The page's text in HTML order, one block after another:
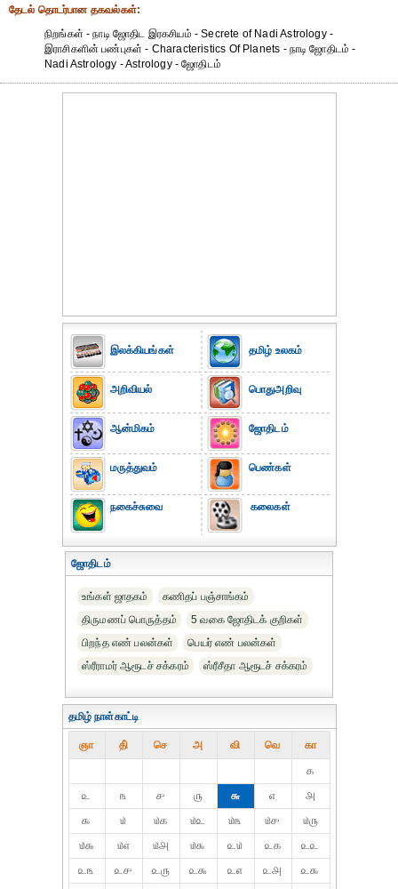
தேட‌ல் தொட‌ர்பான தகவ‌ல்க‌ள்:
நிறங்கள் - நாடி ஜோதிட இரகசியம் - Secrete of Nadi Astrology -
இராசிகளின் பண்புகள் - Characteristics Of Planets - நாடி ஜோதிடம் -
Nadi Astrology - Astrology - ஜோதிடம்
இலக்கியங்கள்
அறிவியல்
ஆன்மிகம்
மருத்துவம்
நகைச்சுவை
தமிழ் உலகம்
பொதுஅறிவு
ஜோதிடம்
பெண்கள்
கலைகள்
ஜோதிடம்
உங்கள் ஜாதகம்
கணிதப் பஞ்சாங்கம்
திருமணப் பொருத்தம்
5 வகை ஜோதிடக் குறிகள்
பிறந்த எண் பலன்கள்
பெயர் எண் பலன்கள்
ஸ்ரீராமர் ஆரூடச் சக்கரம்
ஸ்ரீசீதா ஆரூடச் சக்கரம்
தமிழ் நாள்காட்டி
ஞா தி் செ அ வி வெ கா
௧
௨
௩ ௪ ௫ ௬ ௭
௮
௯
௰ ௰௧ ௰௨ ௰௩ ௰௪
௰௫
௰௬
௰௭ ௰௮ ௰௯ ௨௰ ௨௧
௨௨
௨௩
௨௪ ௨௫ ௨௬ ௨௭ ௨௮
௨௯